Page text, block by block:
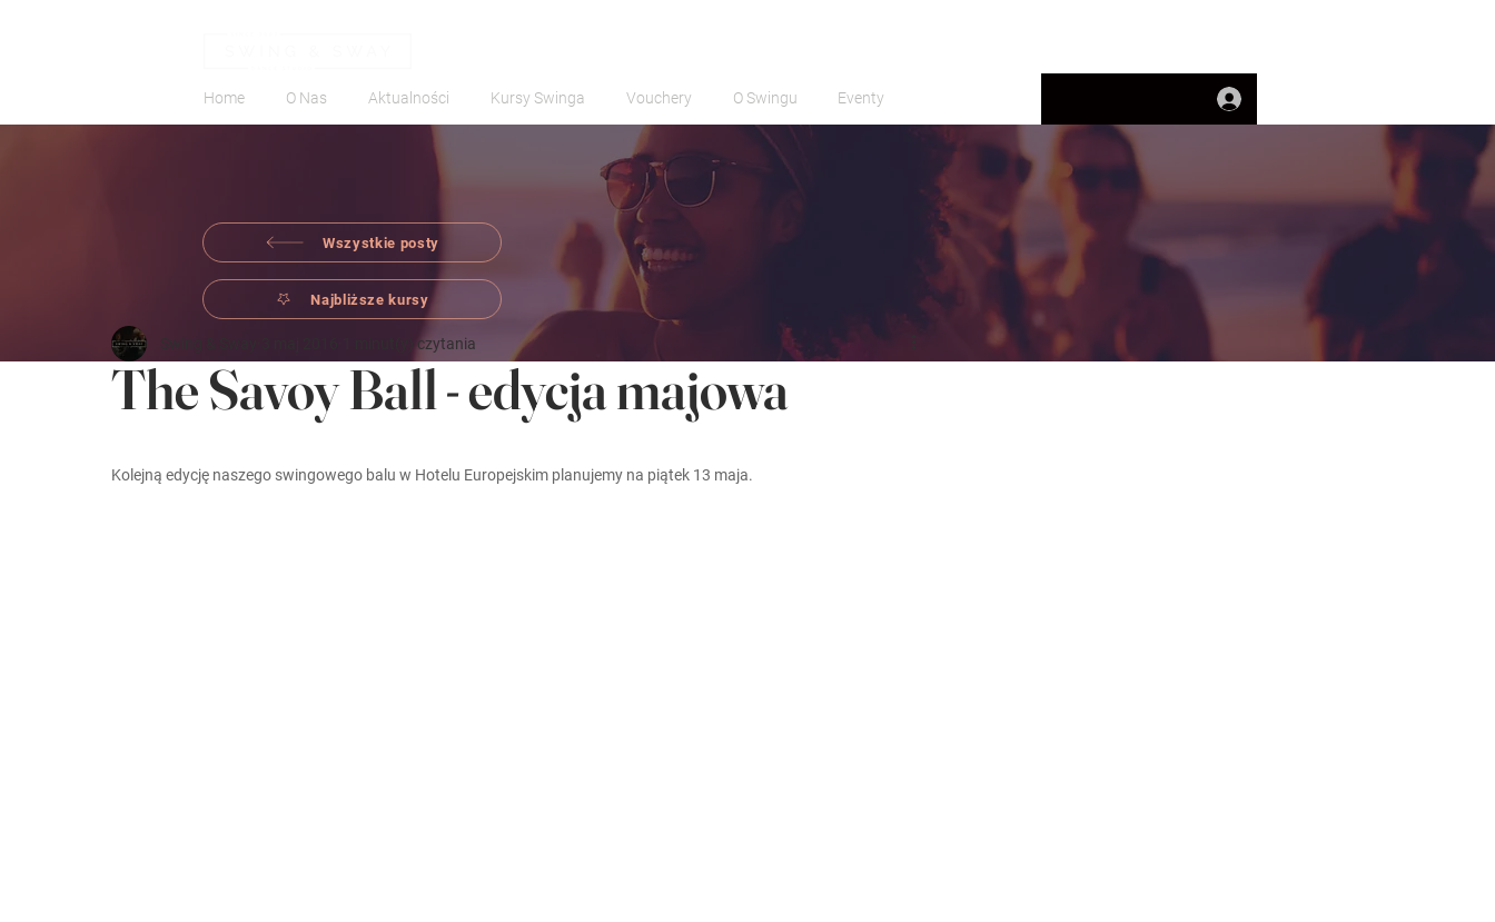
Home O Nas Aktualności Kursy Swinga Vouchery O Swingu Eventy
Wszystkie posty
Najbliższe kursy
The Savoy Ball - edycja majowa
1 minut(y) czytania
Kolejną edycję naszego swingowego balu w Hotelu Europejskim planujemy na piątek 13 maja.